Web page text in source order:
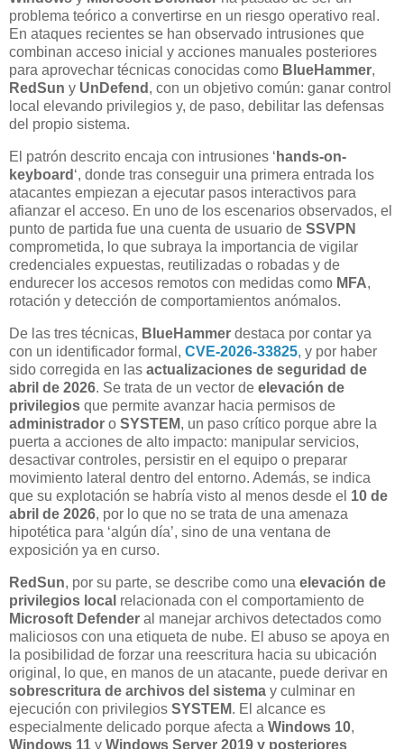
problema teórico a convertirse en un riesgo operativo real.
En ataques recientes se han observado intrusiones que
combinan acceso inicial y acciones manuales posteriores
para aprovechar técnicas conocidas como BlueHammer,
RedSun y UnDefend , con un objetivo común: ganar control
local elevando privilegios y, de paso, debilitar las defensas
del propio sistema.
El patrón descrito encaja con intrusiones ‘ hands-on-
keyboard ‘, donde tras conseguir una primera entrada los
atacantes empiezan a ejecutar pasos interactivos para
afianzar el acceso. En uno de los escenarios observados, el
punto de partida fue una cuenta de usuario de SSVPN
comprometida, lo que subraya la importancia de vigilar
credenciales expuestas, reutilizadas o robadas y de
endurecer los accesos remotos con medidas como MFA,
rotación y detección de comportamientos anómalos.
De las tres técnicas, BlueHammer destaca por contar ya
con un identificador formal, CVE-2026-33825, y por haber
sido corregida en las actualizaciones de seguridad de
abril de 2026. Se trata de un vector de elevación de
privilegios que permite avanzar hacia permisos de
administrador o SYSTEM, un paso crítico porque abre la
puerta a acciones de alto impacto: manipular servicios,
desactivar controles, persistir en el equipo o preparar
movimiento lateral dentro del entorno. Además, se indica
que su explotación se habría visto al menos desde el 10 de
abril de 2026, por lo que no se trata de una amenaza
hipotética para ‘algún día’, sino de una ventana de
exposición ya en curso.
RedSun, por su parte, se describe como una elevación de
privilegios local relacionada con el comportamiento de
Microsoft Defender al manejar archivos detectados como
maliciosos con una etiqueta de nube. El abuso se apoya en
la posibilidad de forzar una reescritura hacia su ubicación
original, lo que, en manos de un atacante, puede derivar en
sobrescritura de archivos del sistema y culminar en
ejecución con privilegios SYSTEM. El alcance es
especialmente delicado porque afecta a Windows 10,
Windows 11 y Windows Server 2019 y posteriores